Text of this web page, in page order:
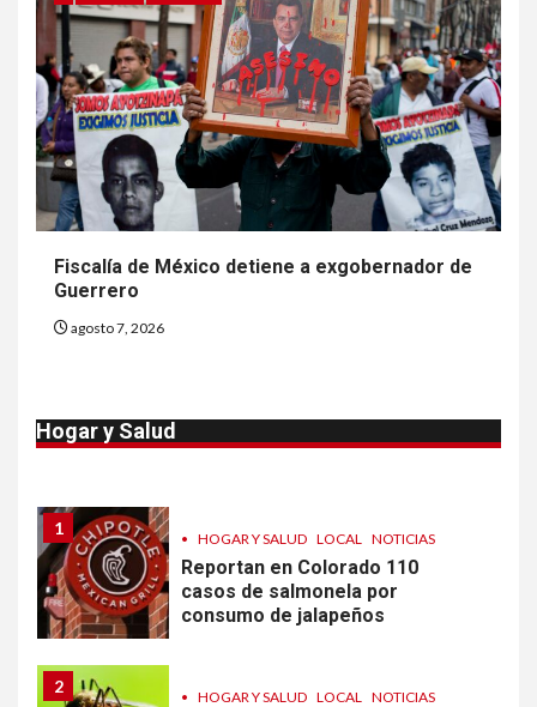
Fiscalía de México detiene a exgobernador de
Guerrero
agosto 7, 2026
Hogar y Salud
ESTADOS UNIDOS HOGAR Y SALUD
NOTICIAS
EE. UU. reporta sus primeras
dos muertes por Cyclospora
en Michigan
9
ESTADOS UNIDOS
HOGAR Y SALUD
NOTICIAS
Más casos de sarampión en
por parásito que causa
1
• HOGAR Y SALUD LOCAL NOTICIAS
Reportan en Colorado 110
casos de salmonela por
consumo de jalapeños
2
• HOGAR Y SALUD LOCAL NOTICIAS